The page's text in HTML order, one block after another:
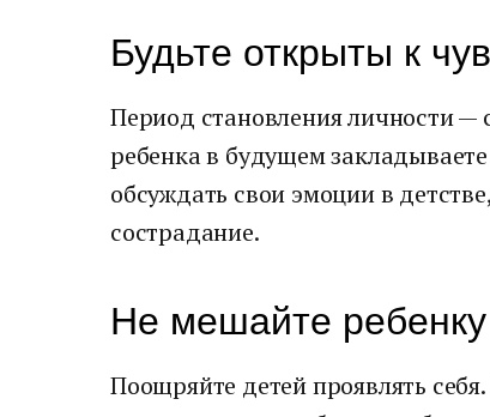
Будьте открыты к
Период становления личности —
ребенка в будущем
обсуждать свои эмоции в
сострадание.
Не мешайте ребенку
Поощряйте детей проявлять